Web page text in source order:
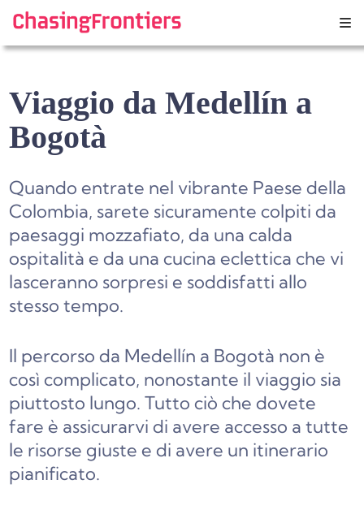
content
Viaggio da Medellín a
Bogotà
Quando entrate nel vibrante Paese della
Colombia, sarete sicuramente colpiti da
paesaggi mozzafiato, da una calda
ospitalità e da una cucina eclettica che vi
lasceranno sorpresi e soddisfatti allo
stesso tempo.
Il percorso da Medellín a Bogotà non è
così complicato, nonostante il viaggio sia
piuttosto lungo. Tutto ciò che dovete
fare è assicurarvi di avere accesso a tutte
le risorse giuste e di avere un itinerario
pianificato.